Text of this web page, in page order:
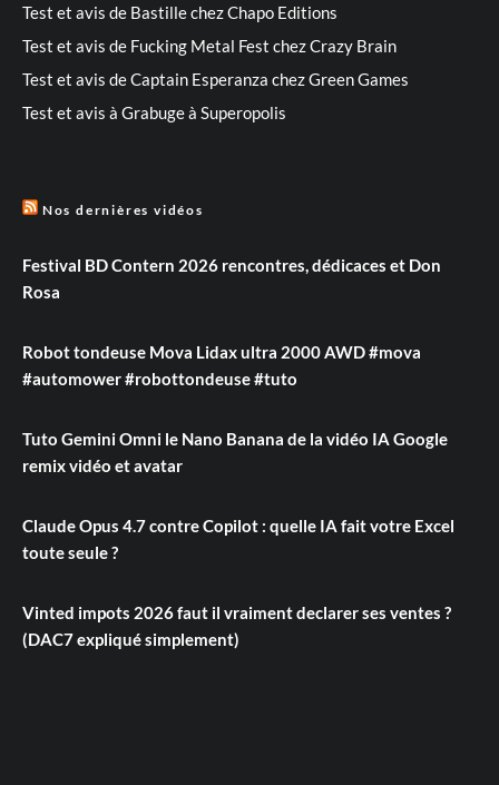
Test et avis de Bastille chez Chapo Editions
Test et avis de Fucking Metal Fest chez Crazy Brain
Test et avis de Captain Esperanza chez Green Games
Test et avis à Grabuge à Superopolis
Nos dernières vidéos
Festival BD Contern 2026 rencontres, dédicaces et Don
Rosa
Robot tondeuse Mova Lidax ultra 2000 AWD #mova
#automower #robottondeuse #tuto
Tuto Gemini Omni le Nano Banana de la vidéo IA Google
remix vidéo et avatar
Claude Opus 4.7 contre Copilot : quelle IA fait votre Excel
toute seule ?
Vinted impots 2026 faut il vraiment declarer ses ventes ?
(DAC7 expliqué simplement)